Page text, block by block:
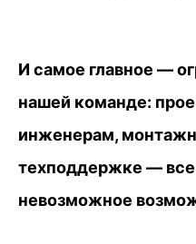
И самое главное —
нашей команде:
инженерам,
техподдержке —
невозможное